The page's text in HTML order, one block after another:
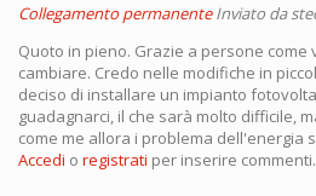
Collegamento permanente Inviato da
Quoto in pieno. Grazie a persone come
cambiare. Credo nelle modifiche in
deciso di installare un impianto
guadagnarci, il che sarà molto difficile,
come me allora i problema dell'energia
Accedi o registrati per inserire commenti.